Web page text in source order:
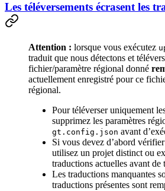
Les téléversements écrasent les
Attention : lorsque vous exécutez
traduit que nous détectons et
fichier/paramètre régional donné
actuellement enregistré pour ce
régional.
Pour téléverser uniquement
supprimez les paramètres
gt.config.json avant
Si vous devez d’abord
utilisez un projet distinct ou
traductions actuelles avant de
Les traductions manquantes
traductions présentes sont